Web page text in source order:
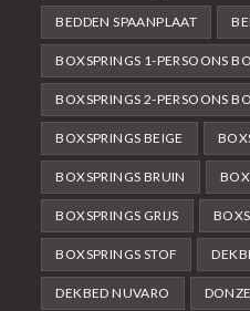
BEDDEN SPAANPLAAT
BOXSPRINGS 1-PERSOONS
BOXSPRINGS 2-PERSOONS
BOXSPRINGS BEIGE
BOXSPRINGS BRUIN
BOXSPRINGS GRIJS
BOXSPRINGS STOF
DEKBED NUVARO